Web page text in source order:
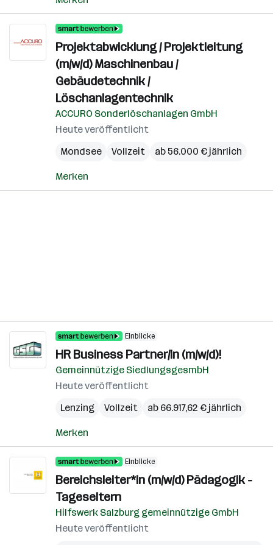
Projektabwicklung / Projektleitung
(m/w/d) Maschinenbau /
Gebäudetechnik /
Löschanlagentechnik
ACCURO Sonderlöschanlagen GmbH
Heute veröffentlicht
Mondsee
Vollzeit ab 56.000 € jährlich
Merken
Einblicke
HR Business Partner/in (m/w/d)!
Gemeinnützige SiedlungsgesmbH
Heute veröffentlicht
Lenzing
Vollzeit ab 66.917,62 € jährlich
Merken
Einblicke
Bereichsleiter*in (m/w/d) Pädagogik -
Tageseltern
Hilfswerk Salzburg gemeinnützige GmbH
Heute veröffentlicht